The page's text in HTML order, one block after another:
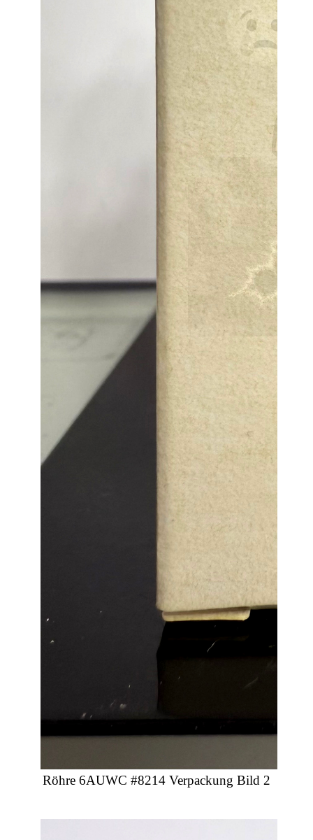
Röhre 6AUWC #8214 Verpackung Bild 2